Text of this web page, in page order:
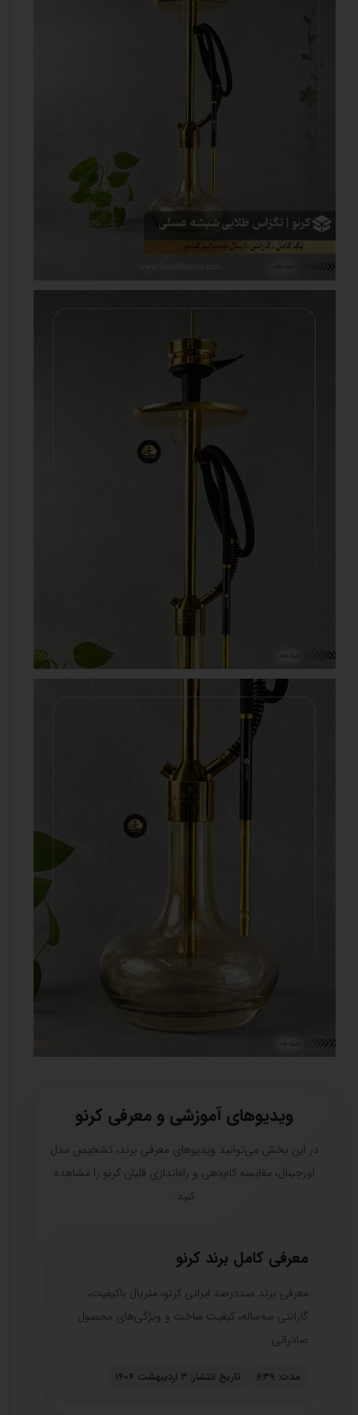
ویدیوهای آموزشی و معرفی کرنو
در این بخش می‌توانید ویدیوهای معرفی برند، تشخیص مدل
اورجینال، مقایسه کام‌دهی و راه‌اندازی قلیان کرنو را مشاهده
کنید.
معرفی کامل برند کرنو
معرفی برند صددرصد ایرانی کرنو، متریال باکیفیت،
گارانتی سه‌ساله، کیفیت ساخت و ویژگی‌های محصول
صادراتی.
مدت: ۶:۳۹ تاریخ انتشار: ۳ اردیبهشت ۱۴۰۴